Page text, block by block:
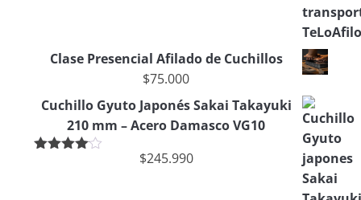
Clase Presencial Afilado de Cuchillos
$75.000
Cuchillo Gyuto Japonés Sakai Takayuki
210 mm – Acero Damasco VG10
$245.990